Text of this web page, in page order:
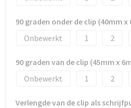
90 graden onder de clip (40mm x
Onbewerkt
1 2
90 graden van de clip (45mm x
Onbewerkt
1 2
Verlengde van de clip als